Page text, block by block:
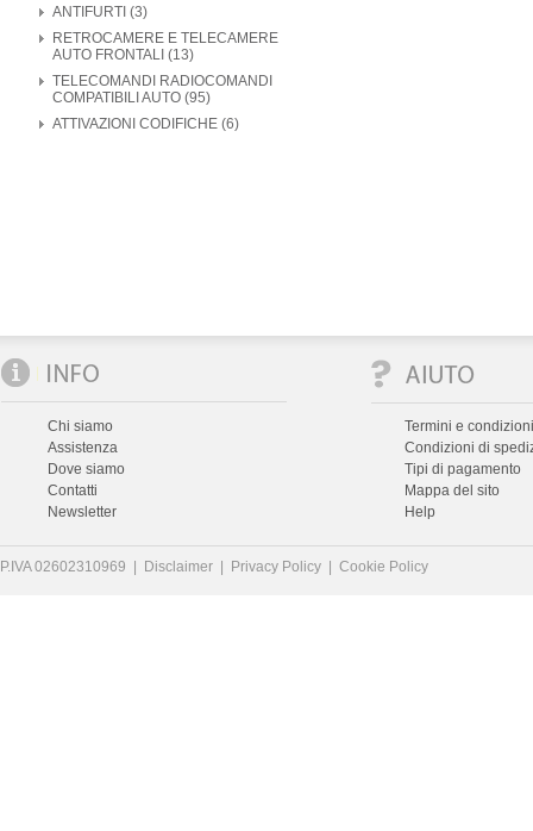
ANTIFURTI (3)
RETROCAMERE E TELECAMERE
AUTO FRONTALI (13)
TELECOMANDI RADIOCOMANDI
COMPATIBILI AUTO (95)
ATTIVAZIONI CODIFICHE (6)
Chi siamo
Assistenza
Dove siamo
Contatti
Newsletter
Termini e
Condizioni di
Tipi di pagamento
Mappa del sito
Help
P.IVA 02602310969 | Disclaimer Privacy Policy Cookie Policy